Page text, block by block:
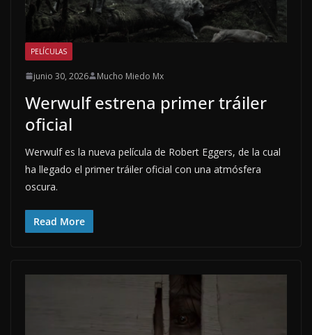
PELÍCULAS
junio 30, 2026 Mucho Miedo Mx
Werwulf estrena primer tráiler
oficial
Werwulf es la nueva película de Robert Eggers, de la cual
ha llegado el primer tráiler oficial con una atmósfera
oscura.
Read More